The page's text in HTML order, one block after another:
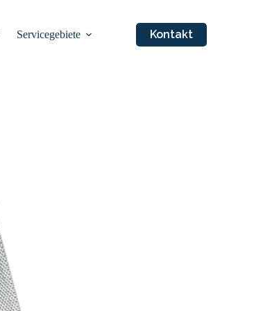
Servicegebiete Kontakt